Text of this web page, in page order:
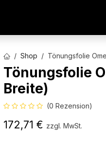
Shop Tönungsfolie
Tönungsfolie
Breite)
(0 Rezension)
172,71 € zzgl. MwSt.